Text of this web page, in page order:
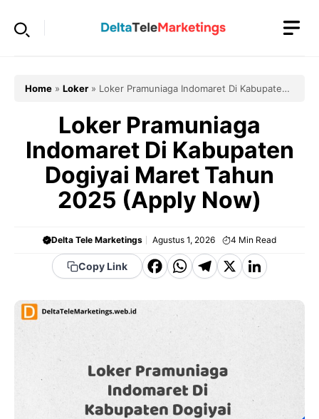
Home » Loker » Loker Pramuniaga Indomaret Di Kabupaten
Loker Pramuniaga
Indomaret Di Kabupaten
Dogiyai Maret Tahun
2025 (Apply Now)
Delta Tele Marketings Agustus 1, 2026 4 Min Read
Copy Link
F
e
o
o
W
a
t
A
p
T
g
r
a
m
X Li
k
e